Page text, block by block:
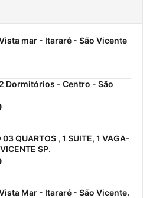
mar - Itararé - São Vicente
Dormitórios - Centro - São
QUARTOS , 1 SUITE, 1 VAGA-
SP.
Mar - Itararé - São Vicente.